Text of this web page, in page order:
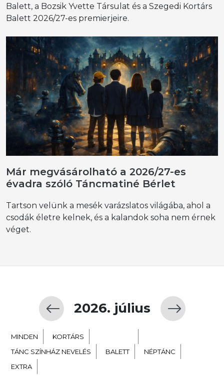
Balett, a Bozsik Yvette Társulat és a Szegedi Kortárs
Balett 2026/27-es premierjeire.
Már megvásárolható a 2026/27-es
évadra szóló Táncmatiné Bérlet
Tartson velünk a mesék varázslatos világába, ahol a
csodák életre kelnek, és a kalandok soha nem érnek
véget.
2026. július
MINDEN KORTÁRS
TÁNC SZÍNHÁZ NEVELÉS
BALETT
NÉPTÁNC
EXTRA